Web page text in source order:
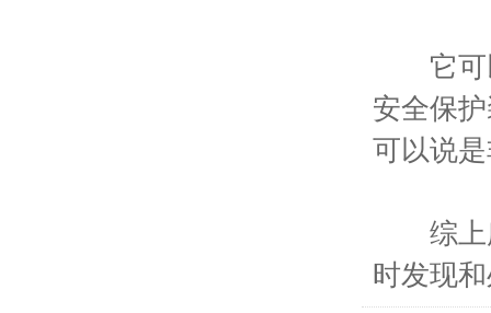
它可以
安全保
可以说
综上所
时发现